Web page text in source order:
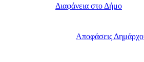
Διαφάνεια στο Δήμο
Αποφάσεις